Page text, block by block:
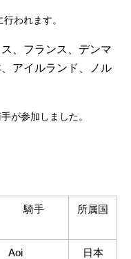
われます。
、フランス、デンマ
アイルランド、ノル
が参加しました。
騎手 所属国
Aoi
日本